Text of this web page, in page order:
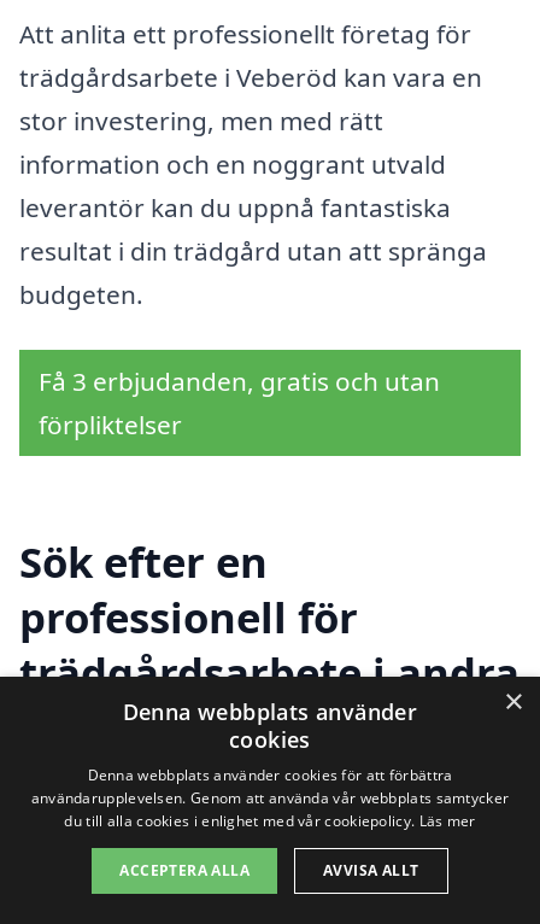
Att anlita ett professionellt företag för
trädgårdsarbete i Veberöd kan vara en
stor investering, men med rätt
information och en noggrant utvald
leverantör kan du uppnå fantastiska
resultat i din trädgård utan att spränga
budgeten.
Få 3 erbjudanden, gratis och utan
förpliktelser
Sök efter en
professionell för
trädgårdsarbete i andra
städer nära Veberöd
Att hitta kvalificerad hjälp för
trädgårdsarbete i Veberödär enkelt och
×
Denna webbplats använder
cookies
Denna webbplats använder cookies för att förbättra
användarupplevelsen. Genom att använda vår webbplats samtycker
du till alla cookies i enlighet med vår cookiepolicy. Läs mer
ACCEPTERA ALLA AVVISA ALLT